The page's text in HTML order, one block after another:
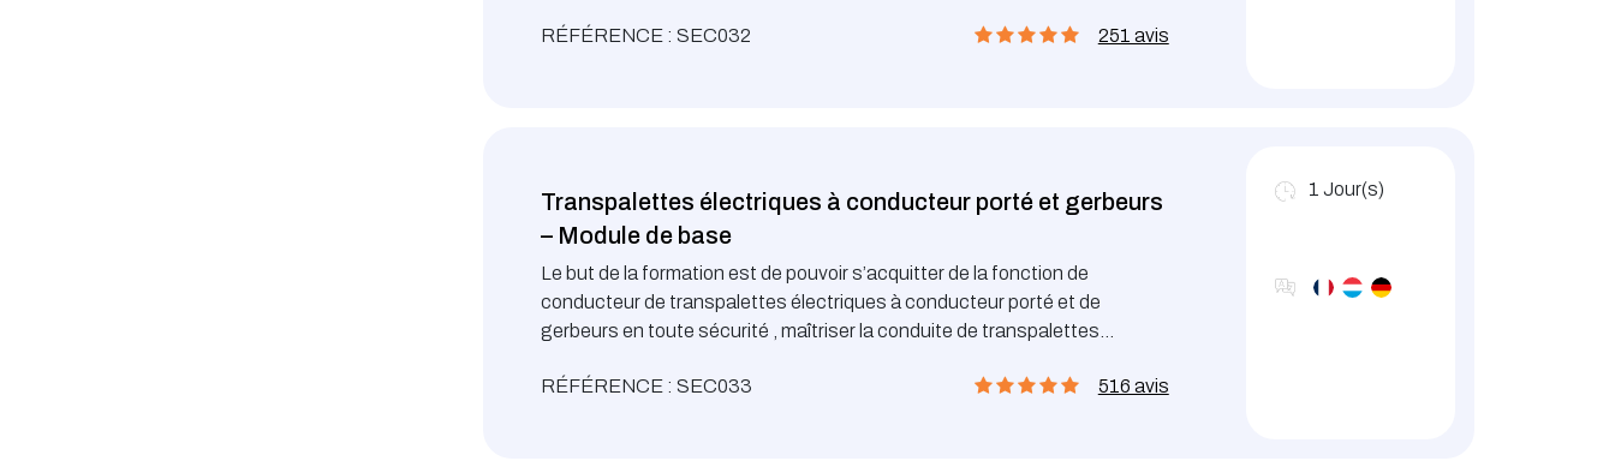
RÉFÉRENCE : SEC032 251 avis
Transpalettes électriques à conducteur porté et gerbeurs
– Module de base
Le but de la formation est de pouvoir s’acquitter de la fonction de
conducteur de transpalettes électriques à conducteur porté et de
gerbeurs en toute sécurité , maîtriser la conduite de transpalettes
à la conduite et les obligations légales
RÉFÉRENCE : SEC033 516 avis
1 Jour(s)